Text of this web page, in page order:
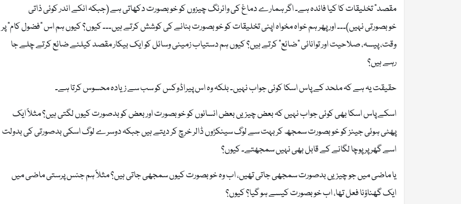
مقصد” تخلیقات کا کیا فائدہ ہے۔ اگر ہمارے دماغ کی وائرنگ چیزوں کو خوبصورت دکھاتی ہے (جبکہ انکے اندر کوئی ذاتی
خوبصورتی نہیں)۔۔۔ اور پھر ہم خواہ مخواہ اپنی تخلیقات کو خوبصورت بنانے کی کوشش کرتے ہیں۔۔۔ کیوں؟ کیوں ہم اس “فضول کام” پر
وقت، پیسہ، صلاحیت اور توانائی “ضائع” کرتے ہیں؟ کیوں ہم دستیاب زمینی وسائل کو ایک بیکار مقصد کیلئے ضائع کرتے چلے جا
رہے ہیں؟
حقیقت یہ ہے کہ ملحد کے پاس اسکا کوئی جواب نہیں۔ بلکہ وہ اس پیراڈوکس کو سب سے زیادہ محسوس کرتا ہے۔
اسکے پاس اسکا بھی کوئی جواب نہیں کہ بعض چیزیں بعض انسانوں کو خوبصورت اور بعض کو بدصورت کیوں لگتی ہیں؟ مثلاً ایک
پھٹی ہوئی جینز کو خوبصورت سمجھ کر بہت سے لوگ سینکڑوں ڈالر خرچ کر دیتے ہیں جبکہ دوسرے لوگ اسکی بدصورتی کی بدولت
اسے گھر پر پوچا لگانے کے قابل بھی نہیں سمجھتے۔ کیوں؟
یا ماضی میں جو چیزیں بدصورت سمجھی جاتی تھیں، اب وہ خوبصورت کیوں سمجھی جاتی ہیں؟ مثلاً ہم جنس پرستی ماضی میں
ایک گھناؤنا فعل تھا، اب خوبصورت کیسے ہو گیا؟ کیوں؟